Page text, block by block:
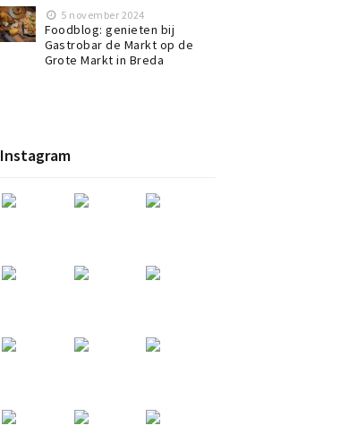
5 november 2024
Foodblog: genieten bij
Gastrobar de Markt op de
Grote Markt in Breda
Instagram